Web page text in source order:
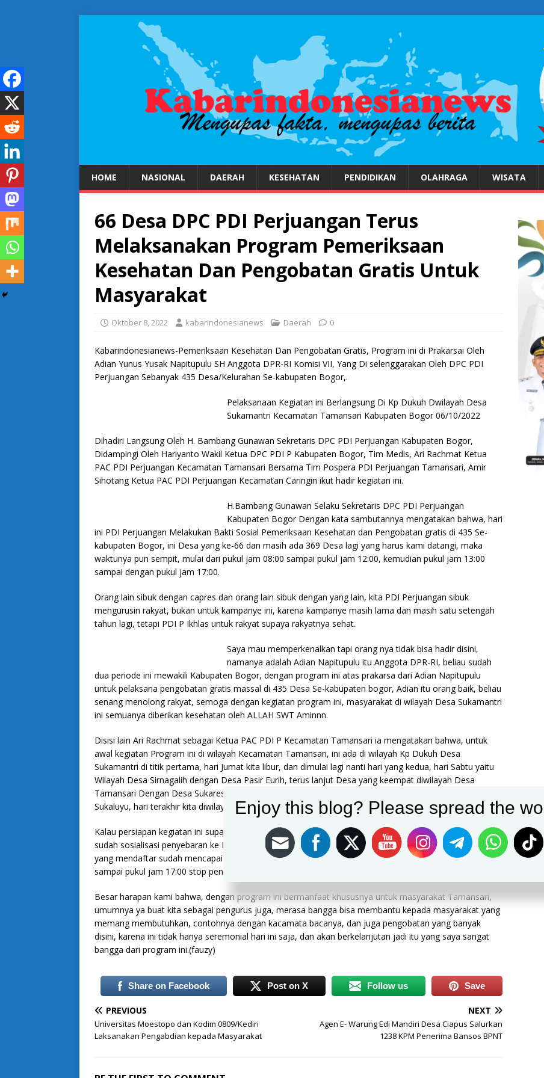
HOME NASIONAL DAERAH KESEHATAN PENDIDIKAN OLAHRAGA WISATA
66 Desa DPC PDI Perjuangan Terus
Melaksanakan Program Pemeriksaan
Kesehatan Dan Pengobatan Gratis Untuk
Masyarakat
Oktober 8, 2022 kabarindonesianews Daerah 0
Kabarindonesianews-Pemeriksaan Kesehatan Dan Pengobatan Gratis, Program ini di Prakarsai Oleh
Adian Yunus Yusak Napitupulu SH Anggota DPR-RI Komisi VII, Yang Di selenggarakan Oleh DPC PDI
Perjuangan Sebanyak 435 Desa/Kelurahan Se-kabupaten Bogor,.
Pelaksanaan Kegiatan ini Berlangsung Di Kp Dukuh Dwilayah Desa
Sukamantri Kecamatan Tamansari Kabupaten Bogor 06/10/2022
Dihadiri Langsung Oleh H. Bambang Gunawan Sekretaris DPC PDI Perjuangan Kabupaten Bogor,
Didampingi Oleh Hariyanto Wakil Ketua DPC PDI P Kabupaten Bogor, Tim Medis, Ari Rachmat Ketua
PAC PDI Perjuangan Kecamatan Tamansari Bersama Tim Pospera PDI Perjuangan Tamansari, Amir
Sihotang Ketua PAC PDI Perjuangan Kecamatan Caringin ikut hadir kegiatan ini.
H.Bambang Gunawan Selaku Sekretaris DPC PDI Perjuangan
Kabupaten Bogor Dengan kata sambutannya mengatakan bahwa, hari
ini PDI Perjuangan Melakukan Bakti Sosial Pemeriksaan Kesehatan dan Pengobatan gratis di 435 Se-
kabupaten Bogor, ini Desa yang ke-66 dan masih ada 369 Desa lagi yang harus kami datangi, maka
waktunya pun sempit, mulai dari pukul jam 08:00 sampai pukul jam 12:00, kemudian pukul jam 13:00
sampai dengan pukul jam 17:00.
Orang lain sibuk dengan capres dan orang lain sibuk dengan yang lain, kita PDI Perjuangan sibuk
mengurusin rakyat, bukan untuk kampanye ini, karena kampanye masih lama dan masih satu setengah
tahun lagi, tetapi PDI P Ikhlas untuk rakyat supaya rakyatnya sehat.
Saya mau memperkenalkan tapi orang nya tidak bisa hadir disini,
namanya adalah Adian Napitupulu itu Anggota DPR-RI, beliau sudah
dua periode ini mewakili Kabupaten Bogor, dengan program ini atas prakarsa dari Adian Napitupulu
untuk pelaksana pengobatan gratis massal di 435 Desa Se-kabupaten bogor, Adian itu orang baik, beliau
senang menolong rakyat, semoga dengan kegiatan program ini, masyarakat di wilayah Desa Sukamantri
ini semuanya diberikan kesehatan oleh ALLAH SWT Aminnn.
Disisi lain Ari Rachmat sebagai Ketua PAC PDI P Kecamatan Tamansari ia mengatakan bahwa, untuk
awal kegiatan Program ini di wilayah Kecamatan Tamansari, ini ada di wilayah Kp Dukuh Desa
Sukamantri di titik pertama, hari Jumat kita libur, dan dimulai lagi nanti hari yang kedua, hari Sabtu yaitu
Wilayah Desa Sirnagalih dengan Desa Pasir Eurih, terus lanjut Desa yang keempat diwilayah Desa
Tamansari Dengan Desa Sukaresmi, Kemudian hari ketiga lanjut diwilayah Desa Sukajadi dengan Desa
Sukaluyu, hari terakhir kita diwilayah Desa Sukajaya dan berlanjut lagi diwilayah Kecamatan Ciomas.
Kalau persiapan kegiatan ini supaya warga mengetahui, tiga hari sebelum pelaksanaan kegiatan ini, kita
sudah sosialisasi penyebaran ke RT/RW termasuk kepala Desa, Alhamdulillah Sampai dengan saat ini
yang mendaftar sudah mencapai 120 lebih pasien, tapi masih ada waktu tiga jam lagi kedepan, karena
sampai pukul jam 17:00 stop pendaftaran.
Besar harapan kami bahwa, dengan program ini bermanfaat khususnya untuk masyarakat Tamansari,
umumnya ya buat kita sebagai pengurus juga, merasa bangga bisa membantu kepada masyarakat yang
memang membutuhkan, contohnya dengan kacamata bacanya, dan juga pengobatan yang banyak
disini, karena ini tidak hanya seremonial hari ini saja, dan akan berkelanjutan jadi itu yang saya sangat
bangga dari program ini.(fauzy)
Share on Facebook Post on X Follow us Save
PREVIOUS
Universitas Moestopo dan Kodim 0809/Kediri
Laksanakan Pengabdian kepada Masyarakat
NEXT
Agen E- Warung Edi Mandiri Desa Ciapus Salurkan
1238 KPM Penerima Bansos BPNT
Enjoy this blog? Please spread the